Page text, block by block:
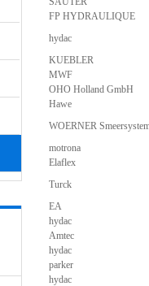
FP HYDRAULIQUE
hydac
KUEBLER
MWF
OHO Holland GmbH
Hawe
WOERNER
motrona
Elaflex
Turck
EA
hydac
Amtec
hydac
parker
hydac